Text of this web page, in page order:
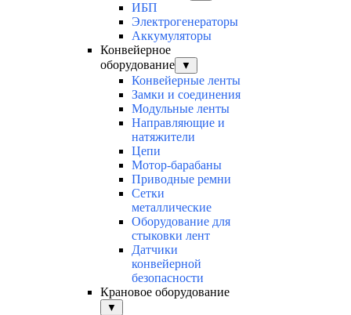
ИБП
Электрогенераторы
Аккумуляторы
Конвейерное
оборудование
▼
Конвейерные ленты
Замки и соединения
Модульные ленты
Направляющие и
натяжители
Цепи
Мотор-барабаны
Приводные ремни
Сетки
металлические
Оборудование для
стыковки лент
Датчики
конвейерной
безопасности
Крановое оборудование
▼